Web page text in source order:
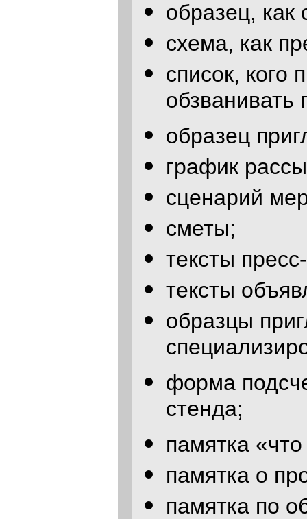
образец, как
схема, как
список, кого
образец
график
сценарий
сметы;
тексты
тексты
образцы
форма
стенда;
памятка
памятка о
памятка по